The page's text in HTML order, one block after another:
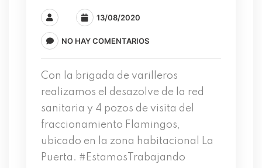
13/08/2020
NO HAY COMENTARIOS
Con la brigada de varilleros
realizamos el desazolve de la red
sanitaria y 4 pozos de visita del
fraccionamiento Flamingos,
ubicado en la zona habitacional La
Puerta. #EstamosTrabajando